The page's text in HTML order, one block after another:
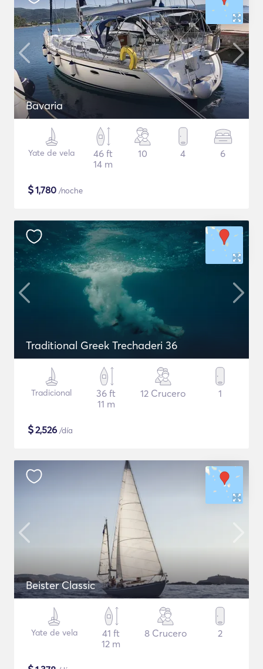
Bavaria
Yate de vela
46 ft
14 m
10 4 6
$1,780 /noche
Traditional Greek Trechaderi 36
Tradicional
36 ft
11 m
12 Crucero 1
$2,526 /día
Beister Classic
Yate de vela
41 ft
12 m
8 Crucero 2